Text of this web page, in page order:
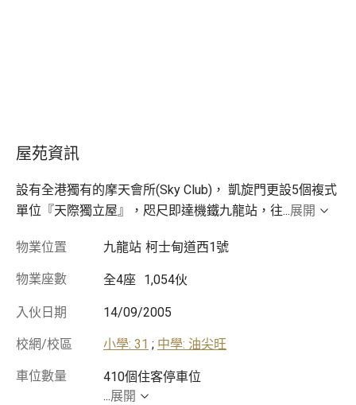
屋苑資訊
設有全港獨有的摩天會所(Sky Club)， 凱旋門更設5個複式
單位『天際獨立屋』，咫尺即達機鐵九龍站，往...展開
物業位置 九龍站 柯士甸道西1號
物業座數 全4座 1,054伙
入伙日期 14/09/2005
校網/校區 小學: 31 ; 中學: 油尖旺
車位數量
...展開